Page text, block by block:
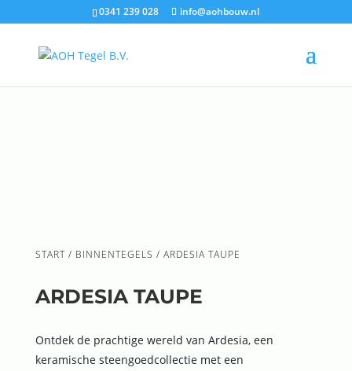
0341 239 028 info@aohbouw.nl
START/ BINNENTEGELS / ARDESIA TAUPE
ARDESIA TAUPE
Ontdek de prachtige wereld van Ardesia, een
keramische steengoedcollectie met een